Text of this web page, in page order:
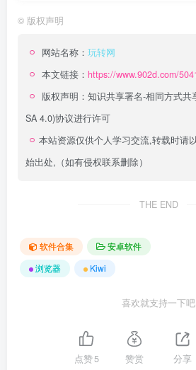
© 版权声明
网站名称： 玩转网
本文链接： https://www.902d.com/
版权声明： 知识共享署名-相同方式共
SA 4.0)协议进行许可
本站资源仅供个人学习交流,转载时请
始出处,（如有侵权联系删除）
THE END
软件合集
安卓软件
浏览器
Kiwi
喜欢就支持一下吧
点赞5 赞赏 分享